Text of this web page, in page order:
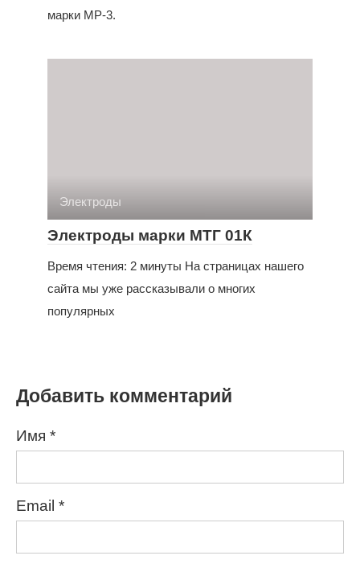
марки МР-3.
Электроды
Электроды марки МТГ 01К
Время чтения: 2 минуты На страницах нашего
сайта мы уже рассказывали о многих
популярных
Добавить комментарий
Имя *
Email *